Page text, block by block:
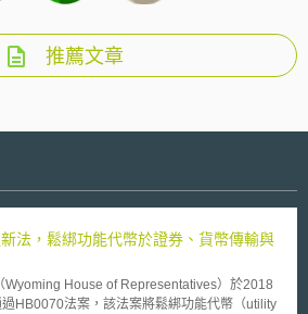
推薦文章
法，鬆綁功能代幣於證券、貨幣傳輸與
House of Representatives）於2018
HB0070法案，該法案將鬆綁功能代幣（utility